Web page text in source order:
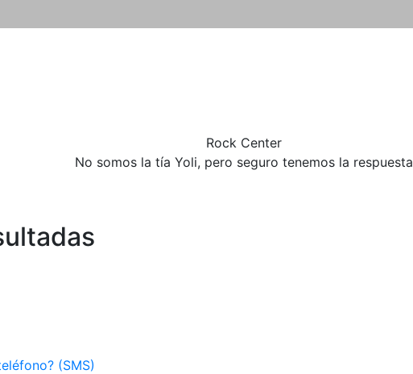
Rock Center
No somos la tía Yoli, pero seguro tenemos la respuesta
(SMS)